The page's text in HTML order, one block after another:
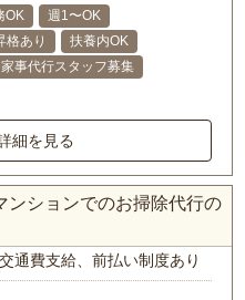
OK
週1〜OK
格あり
扶養内OK
家事代行スタッフ募集
細を見る
ンションでのお掃除代行の
交通費支給、前払い制度あり